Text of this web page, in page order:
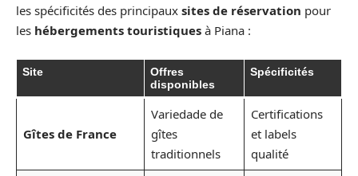
les spécificités des principaux sites de réservation pour
les hébergements touristiques à Piana :
Site
Offres
disponibles
Spécificités
Gîtes de France
Variedade de
gîtes
traditionnels
Certifications
et labels
qualité